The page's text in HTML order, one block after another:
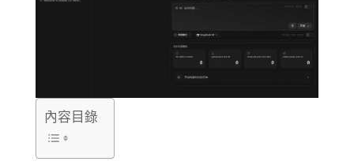
內容目錄